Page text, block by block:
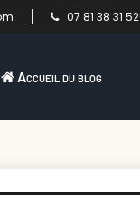
07 81 38 31 52
Accueil du blog